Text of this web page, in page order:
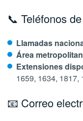
📞 Teléfonos
Llamadas
Área
Extensiones
1659, 1634, 1817,
📧 Correo